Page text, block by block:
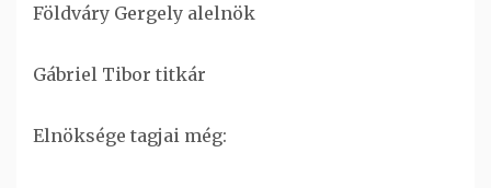
Földváry Gergely alelnök
Gábriel Tibor titkár
Elnöksége tagjai még: